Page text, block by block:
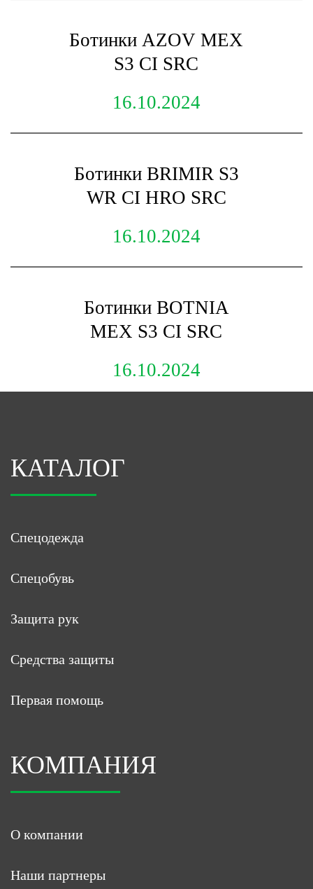
Ботинки AZOV МЕХ
S3 CI SRC
16.10.2024
Ботинки BRIMIR S3
WR CI HRO SRC
16.10.2024
Ботинки BOTNIA
МЕХ S3 CI SRC
16.10.2024
КАТАЛОГ
Спецодежда
Спецобувь
Защита рук
Средства защиты
Первая помощь
КОМПАНИЯ
О компании
Наши партнеры